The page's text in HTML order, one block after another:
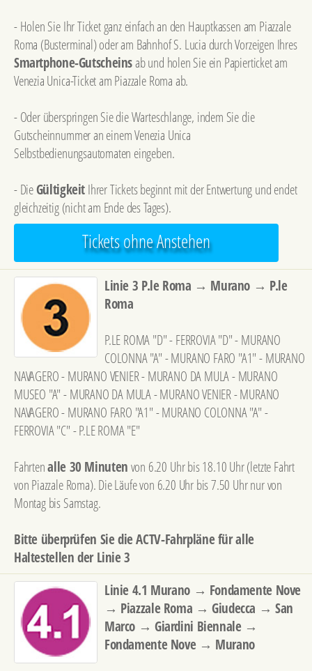
- Holen Sie Ihr Ticket ganz einfach an den Hauptkassen am Piazzale
Roma (Busterminal) oder am Bahnhof S. Lucia durch Vorzeigen Ihres
Smartphone-Gutscheinsab und holen Sie ein Papierticket am
Venezia Unica-Ticket am Piazzale Roma ab.
- Oder überspringen Sie die Warteschlange, indem Sie die
Gutscheinnummer an einem Venezia Unica
Selbstbedienungsautomaten eingeben.
- DieGültigkeitIhrer Tickets beginnt mit der Entwertung und endet
gleichzeitig (nicht am Ende des Tages).
Tickets ohne Anstehen
Linie 3 P.le Roma → Murano → P.le
Roma
P.LE ROMA "D" - FERROVIA "D" - MURANO
COLONNA "A" - MURANO FARO "A1" - MURANO
NAVAGERO - MURANO VENIER - MURANO DA MULA - MURANO
MUSEO "A" - MURANO DA MULA - MURANO VENIER - MURANO
NAVAGERO - MURANO FARO "A1" - MURANO COLONNA "A" -
FERROVIA "C" - P.LE ROMA "E"
Fahrtenalle 30 Minutenvon 6.20 Uhr bis 18.10 Uhr (letzte Fahrt
von Piazzale Roma). Die Läufe von 6.20 Uhr bis 7.50 Uhr nur von
Montag bis Samstag.
Bitte überprüfen Sie die ACTV-Fahrpläne für alle
Haltestellen der Linie 3
Linie 4.1 Murano → Fondamente Nove
→ Piazzale Roma → Giudecca → San
Marco → Giardini Biennale →
Fondamente Nove → Murano